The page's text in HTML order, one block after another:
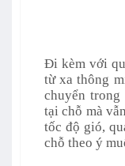
Đi kèm với
từ xa thông
chuyển
tại chỗ mà
tốc độ gió,
chỗ theo ý